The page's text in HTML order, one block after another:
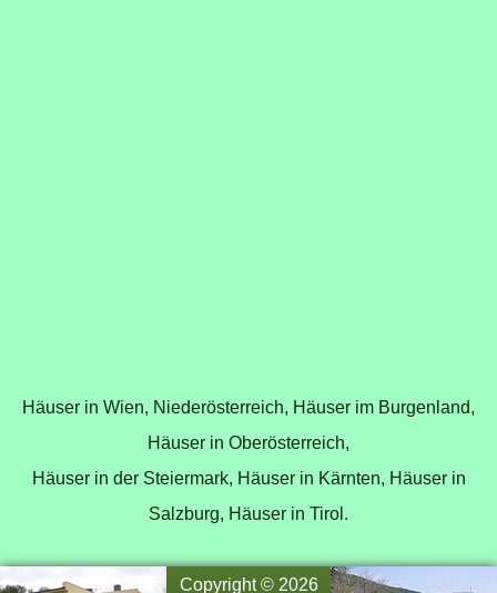
Häuser in Wien, Niederösterreich, Häuser im Burgenland,
Häuser in Oberösterreich,
Häuser in der Steiermark, Häuser in Kärnten, Häuser in
Salzburg, Häuser in Tirol.
Copyright © 2026